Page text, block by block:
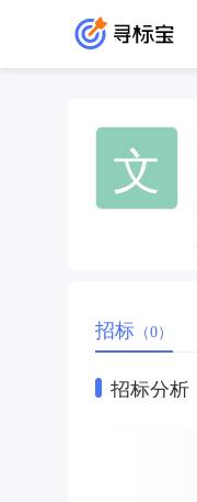
文
招标 （0）
招标分析